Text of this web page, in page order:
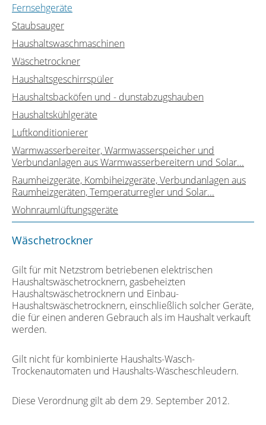
Fernsehgeräte
Staubsauger
Haushaltswaschmaschinen
Wäschetrockner
Haushaltsgeschirrspüler
Haushaltsbacköfen und - dunstabzugshauben
Haushaltskühlgeräte
Luftkonditionierer
Warmwasserbereiter, Warmwasserspeicher und
Verbundanlagen aus Warmwasserbereitern und Solar...
Raumheizgeräte, Kombiheizgeräte, Verbundanlagen aus
Raumheizgeräten, Temperaturregler und Solar...
Wohnraumlüftungsgeräte
Wäschetrockner
Gilt für mit Netzstrom betriebenen elektrischen
Haushaltswäschetrocknern, gasbeheizten
Haushaltswäschetrocknern und Einbau-
Haushaltswäschetrocknern, einschließlich solcher Geräte,
die für einen anderen Gebrauch als im Haushalt verkauft
werden.
Gilt nicht für kombinierte Haushalts-Wasch-
Trockenautomaten und Haushalts-Wäscheschleudern.
Diese Verordnung gilt ab dem 29. September 2012.